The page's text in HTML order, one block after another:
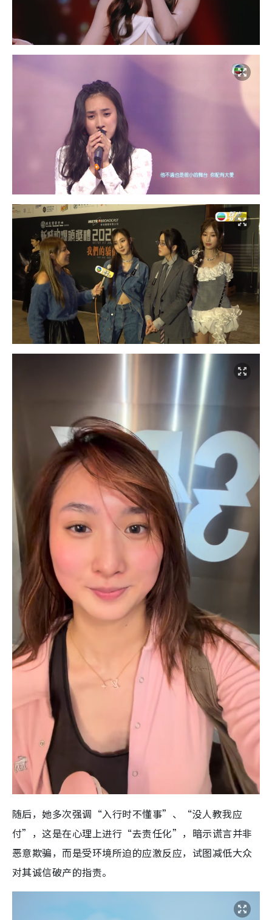
随后，她多次强调“入行时不懂事”、“没人教我应
付”，这是在心理上进行“去责任化”，暗示谎言并非
恶意欺骗，而是受环境所迫的应激反应，试图减低大众
对其诚信破产的指责。